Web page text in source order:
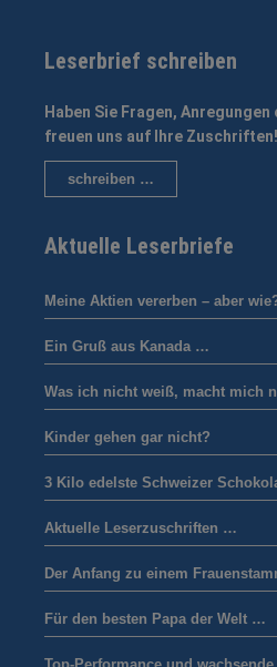
Leserbrief schreiben
Haben Sie Fragen,
freuen uns auf Ihre Zuschriften!
schreiben …
Aktuelle Leserbriefe
Meine Aktien vererben – aber
Ein Gruß aus Kanada …
Was ich nicht weiß, macht mich
Kinder gehen gar nicht?
3 Kilo edelste Schweizer
Aktuelle Leserzuschriften …
Der Anfang zu einem
Für den besten Papa der Welt …